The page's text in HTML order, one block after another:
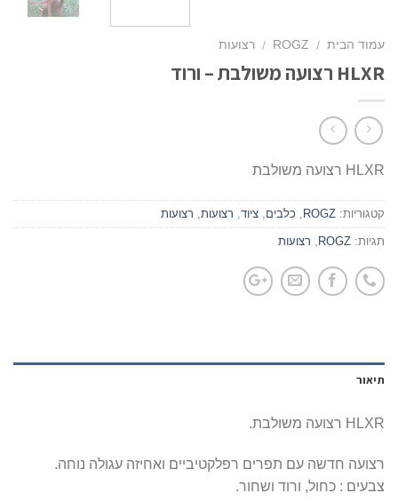
עמוד הבית /
ROGZ
/ רצועות
HLXR רצועה משולבת – ורוד
HLXR רצועה משולבת
קטגוריות: ROGZ כלבים ציוד רצועות רצועות
תגיות: ROGZ רצועות
תיאור
HLXR רצועה משולבת.
רצועה חדשה עם תפרים רפלקטיביים ואחיזה עגולה נוחה.
צבעים : כחול, ורוד ושחור.